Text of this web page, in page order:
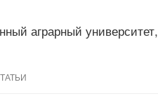
аграрный